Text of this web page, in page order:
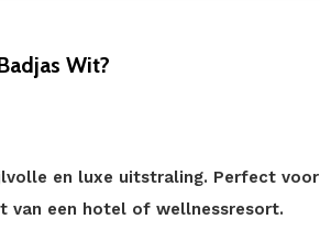
Wit?
en luxe uitstraling. Perfect voor
van een hotel of wellnessresort.